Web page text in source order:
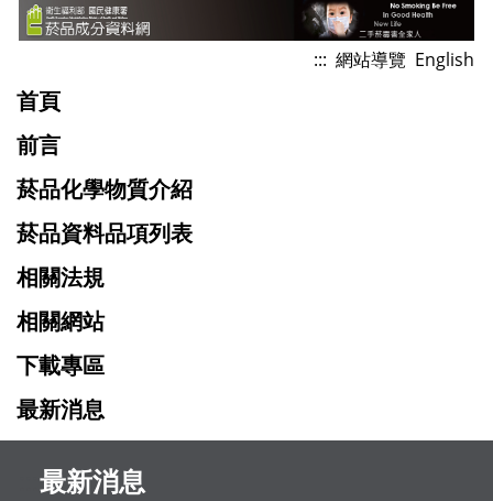
到
要
內
::: 網站導覽 English
首頁
前言
菸品化學物質介紹
菸品資料品項列表
相關法規
相關網站
下載專區
最新消息
最新消息